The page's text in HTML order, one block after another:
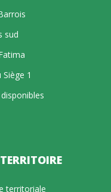
sud
Siège 1
territoriale